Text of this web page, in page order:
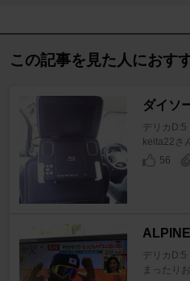
この記事を見た人におす
ダイソ
デリカD:5
keita22さん
56
デリカD:5
まったり